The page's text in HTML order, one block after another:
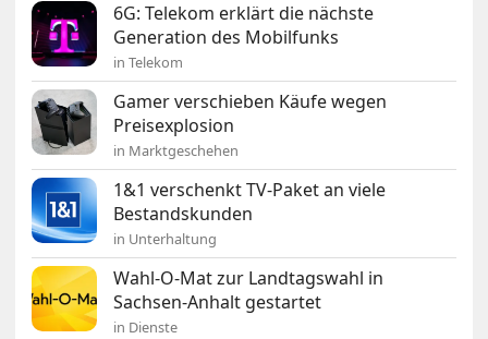
6G: Telekom erklärt die nächste
Generation des Mobilfunks
in Telekom
Gamer verschieben Käufe wegen
Preisexplosion
in Marktgeschehen
1&1 verschenkt TV-Paket an viele
Bestandskunden
in Unterhaltung
Wahl-O-Mat zur Landtagswahl in
Sachsen-Anhalt gestartet
in Dienste